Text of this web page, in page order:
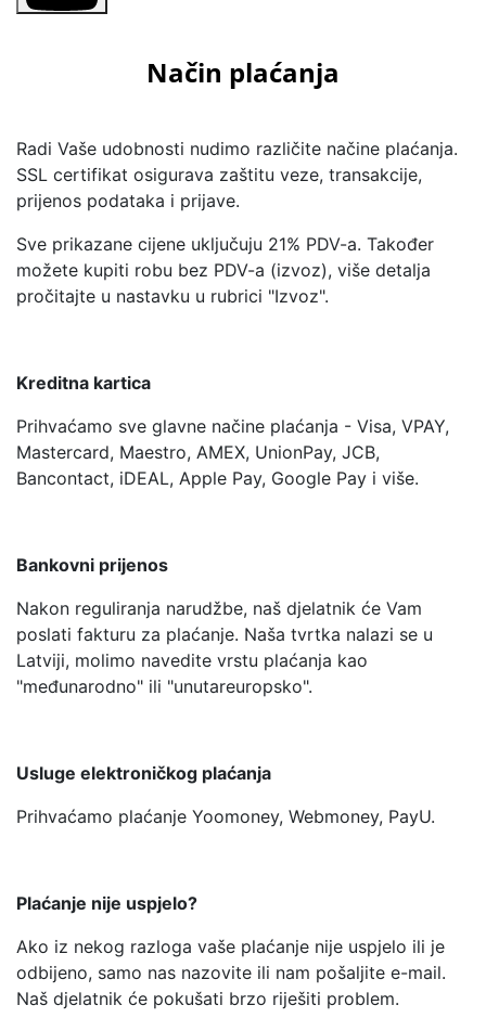
Način plaćanja
Radi Vaše udobnosti nudimo različite načine plaćanja.
SSL certifikat osigurava zaštitu veze, transakcije,
prijenos podataka i prijave.
Sve prikazane cijene uključuju 21% PDV-a. Također
možete kupiti robu bez PDV-a (izvoz), više detalja
pročitajte u nastavku u rubrici "Izvoz".
Kreditna kartica
Prihvaćamo sve glavne načine plaćanja - Visa, VPAY,
Mastercard, Maestro, AMEX, UnionPay, JCB,
Bancontact, iDEAL, Apple Pay, Google Pay i više.
Bankovni prijenos
Nakon reguliranja narudžbe, naš djelatnik će Vam
poslati fakturu za plaćanje. Naša tvrtka nalazi se u
Latviji, molimo navedite vrstu plaćanja kao
"međunarodno" ili "unutareuropsko".
Usluge elektroničkog plaćanja
Prihvaćamo plaćanje Yoomoney, Webmoney, PayU.
Plaćanje nije uspjelo?
Ako iz nekog razloga vaše plaćanje nije uspjelo ili je
odbijeno, samo nas nazovite ili nam pošaljite e-mail.
Naš djelatnik će pokušati brzo riješiti problem.